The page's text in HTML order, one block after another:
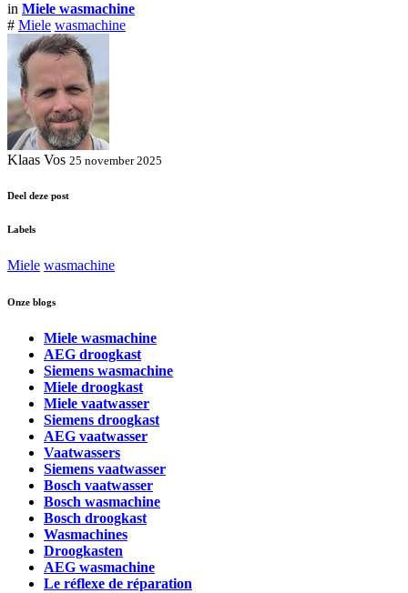
in Miele wasmachine
# Miele wasmachine
Klaas Vos 25 november 2025
Deel deze post
Labels
Miele wasmachine
Onze blogs
Miele wasmachine
AEG droogkast
Siemens wasmachine
Miele droogkast
Miele vaatwasser
Siemens droogkast
AEG vaatwasser
Vaatwassers
Siemens vaatwasser
Bosch vaatwasser
Bosch wasmachine
Bosch droogkast
Wasmachines
Droogkasten
AEG wasmachine
Le réflexe de réparation